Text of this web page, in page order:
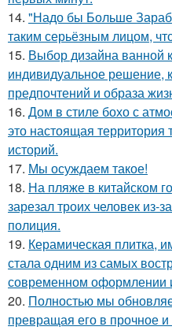
14. "Надо бы Больше
таким серьёзным лицом,
15. Выбор дизайна ванной
индивидуальное решение,
предпочтений и образа
16. Дом в стиле бохо с
это настоящая
историй.
17. Мы осуждаем такое!
18. На пляже в китайском
зарезал троих человек из-
полиция.
19. Керамическая плитка,
стала одним из самых
современном оформлении
20. Полностью мы
превращая его в прочное